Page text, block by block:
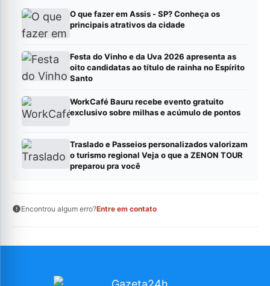
O que fazer em Assis - SP? Conheça os
principais atrativos da cidade
Festa do Vinho e da Uva 2026 apresenta as
oito candidatas ao título de rainha no Espírito
Santo
WorkCafé Bauru recebe evento gratuito
exclusivo sobre milhas e acúmulo de pontos
Traslado e Passeios personalizados valorizam
o turismo regional Veja o que a ZENON TOUR
preparou pra você
Encontrou algum erro?Entre em contato